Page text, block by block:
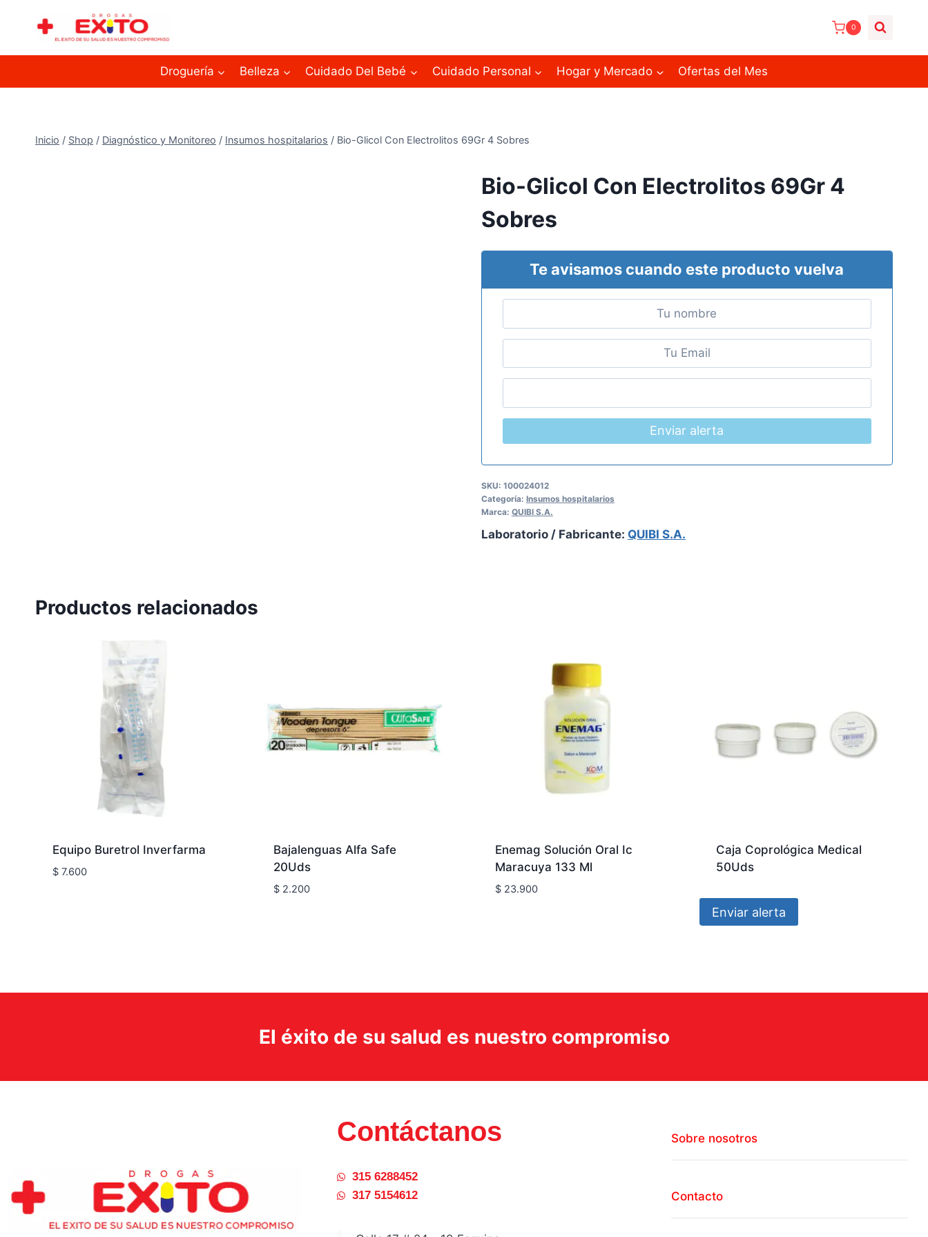
0
Droguería Belleza Cuidado Del Bebé Cuidado Personal Hogar y Mercado Ofertas del Mes
Inicio / Shop / Diagnóstico y Monitoreo / Insumos hospitalarios / Bio-Glicol Con Electrolitos 69Gr 4 Sobres
Bio-Glicol Con Electrolitos 69Gr 4
Sobres
Te avisamos cuando este producto vuelva
Enviar alerta
SKU: 100024012
Categoría: Insumos hospitalarios
Marca: QUIBI S.A.
Laboratorio / Fabricante: QUIBI S.A.
Productos relacionados
Equipo Buretrol Inverfarma
$7.600
Bajalenguas Alfa Safe
20Uds
$ 2.200
Enemag Solución Oral Ic
Maracuya 133 Ml
$23.900
Caja Coprológica Medical
50Uds
Enviar alerta
El éxito de su salud es nuestro compromiso
Contáctanos
315 6288452
317 5154612
Sobre nosotros
Contacto